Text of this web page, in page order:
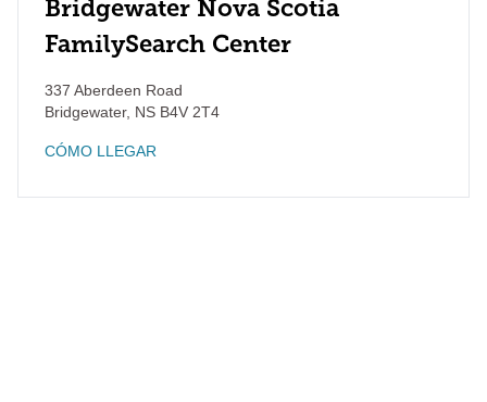
Bridgewater Nova Scotia
FamilySearch Center
337 Aberdeen Road
Bridgewater, NS B4V 2T4
CÓMO LLEGAR